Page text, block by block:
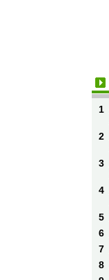
1
2
3
4
5
6
7
8